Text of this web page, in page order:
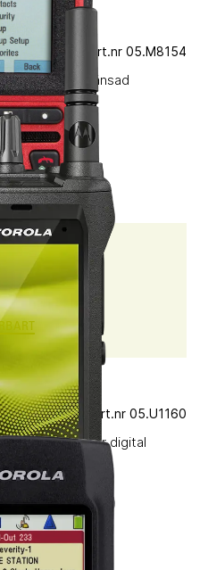
TETRA
Vårt art.nr 05.M8154
med begränsad
Vårt art.nr 05.U1160
som kombinerar digital
& MCX